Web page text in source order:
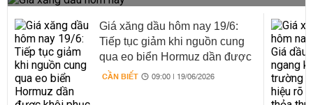
Giá xăng dầu hôm nay 19/6:
Tiếp tục giảm khi nguồn cung
qua eo biển Hormuz dần được
khôi phục
CẦN BIẾT 09:00 | 19/06/2026